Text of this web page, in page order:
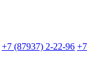
+7 (87937) 2-22-96 +7